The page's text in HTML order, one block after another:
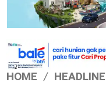
HOME HEADLINE